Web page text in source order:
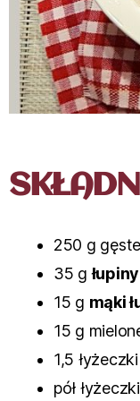
250 g
35 g
15 g mąki
15 g
1,5 łyżeczki
pół łyżeczki